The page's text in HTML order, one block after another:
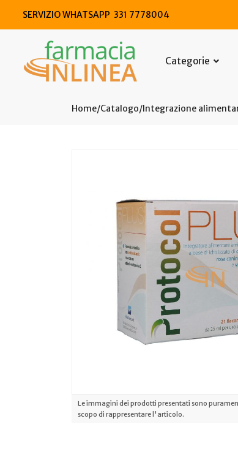
SERVIZIO WHATSAPP 331 7778004
Categorie
Home Catalogo/Integrazione
Le immagini dei prodotti presentati sono
scopo di rappresentare l'articolo.